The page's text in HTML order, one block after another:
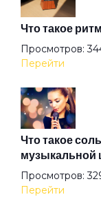
Золото
И смерть
Как в море
Что такое
Просмотров:
Перейти
Что такое
музыкальной
Просмотров:
Перейти